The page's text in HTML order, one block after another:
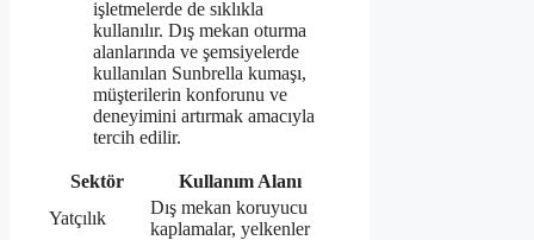
işletmelerde de sıklıkla
kullanılır. Dış mekan oturma
alanlarında ve şemsiyelerde
kullanılan Sunbrella kumaşı,
müşterilerin konforunu ve
deneyimini artırmak amacıyla
tercih edilir.
Sektör
Kullanım Alanı
Yatçılık
Dış mekan koruyucu
kaplamalar, yelkenler